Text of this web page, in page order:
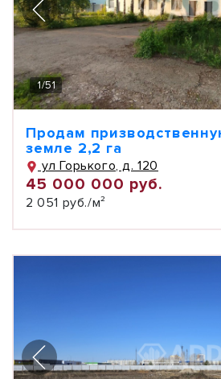
1/51
Продам
земле 2,2 га
ул Горького, д. 120
45 000 000 руб.
2 051 руб./м²